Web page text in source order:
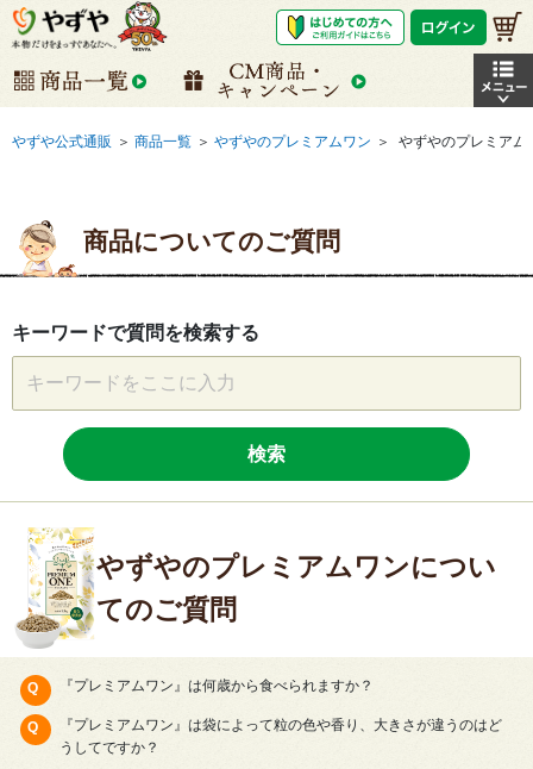
やずや公式通販 ＞ 商品一覧 ＞ やずやのプレミアムワン ＞ やずやのプレミアム
商品についてのご質問
キーワードで質問を検索する
検索
やずやのプレミアムワンについ
てのご質問
『プレミアムワン』は何歳から食べられますか？
『プレミアムワン』は袋によって粒の色や香り、大きさが違うのはど
うしてですか？